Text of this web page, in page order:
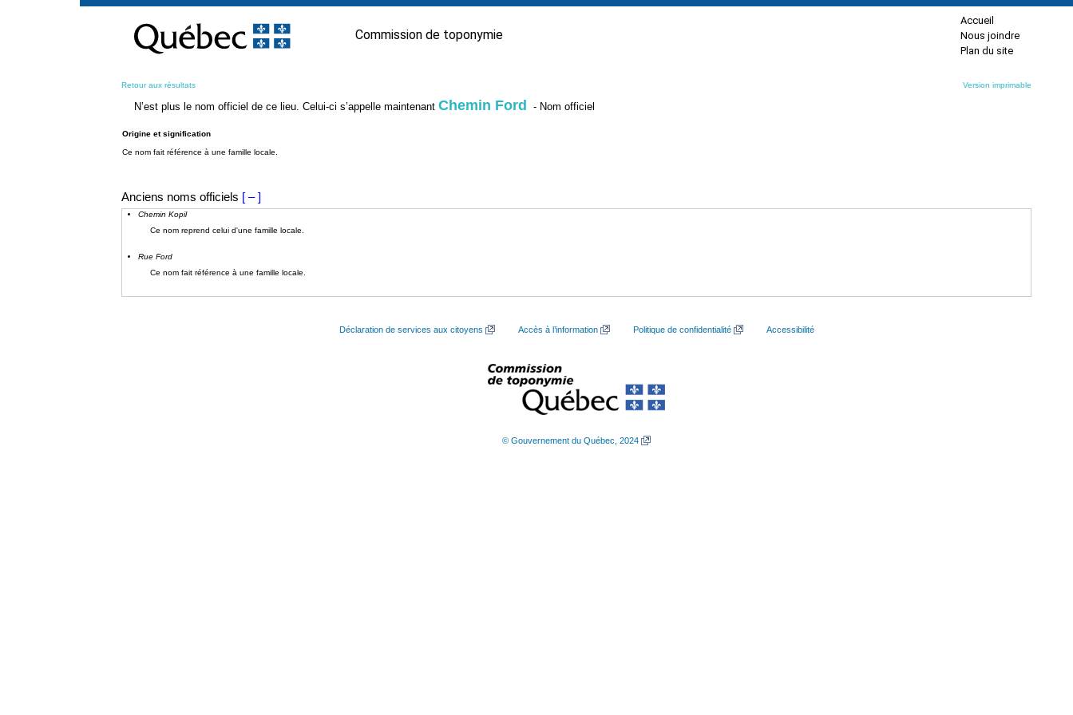
contenu
Commission de toponymie
Accueil
Nous joindre
Plan du site
Retour aux résultats Version imprimable
N’est plus le nom officiel de ce lieu. Celui-ci s’appelle maintenant Chemin Ford - Nom officiel
Origine et signification
Ce nom fait référence à une famille locale.
Anciens noms officiels [ – ]
Chemin Kopil
Ce nom reprend celui d'une famille locale.
Rue Ford
Ce nom fait référence à une famille locale.
Déclaration de services aux citoyens Accès à l’information Politique de confidentialité Accessibilité
© Gouvernement du Québec, 2024